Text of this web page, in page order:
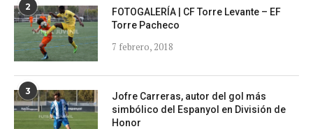
2
FOTOGALERÍA | CF Torre Levante – EF
Torre Pacheco
7 febrero, 2018
3
Jofre Carreras, autor del gol más
simbólico del Espanyol en División de
Honor